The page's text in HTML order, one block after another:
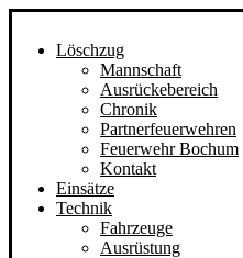
Löschzug
Mannschaft
Ausrückebereich
Chronik
Partnerfeuerwehren
Feuerwehr Bochum
Kontakt
Einsätze
Technik
Fahrzeuge
Ausrüstung